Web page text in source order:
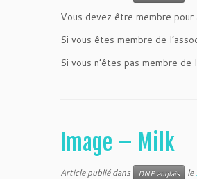
Vous devez être membre pour
Si vous êtes membre de
Si vous n’êtes pas membre
Image – Milk
Article publié dans DNP anglais le